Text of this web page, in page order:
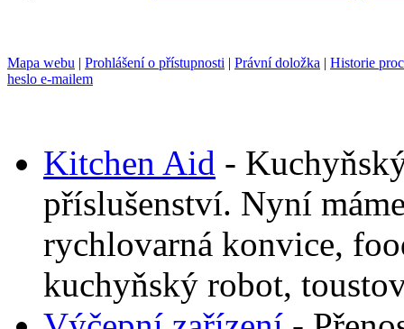
Mapa webu | Prohlášení o přístupnosti | Právní doložka | Historie
heslo e-mailem
Kitchen Aid -
příslušenství. Nyní
rychlovarná konvice,
kuchyňský robot,